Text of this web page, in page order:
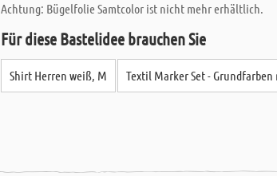
Achtung: Bügelfolie Samtcolor ist nicht mehr erhältlich.
Für diese Bastelidee brauchen Sie
Shirt Herren weiß, M Textil Marker Set - Grundfarben